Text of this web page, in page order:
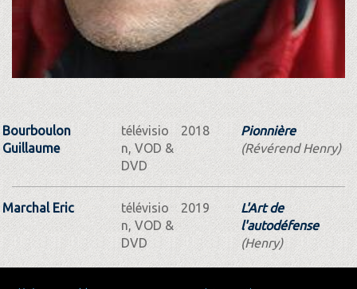
Bourboulon
Guillaume
télévisio
n, VOD &
DVD
2018
Pionnière
(Révérend Henry)
Marchal Eric
télévisio
n, VOD &
DVD
2019
L'Art de
l'autodéfense
(Henry)